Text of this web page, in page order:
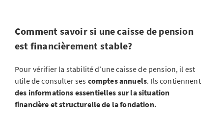
Comment savoir si une caisse de pension
est financièrement stable?
Pour vérifier la stabilité d’une caisse de pension, il est
utile de consulter ses comptes annuels. Ils contiennent
des informations essentielles sur la situation
financière et structurelle de la fondation.